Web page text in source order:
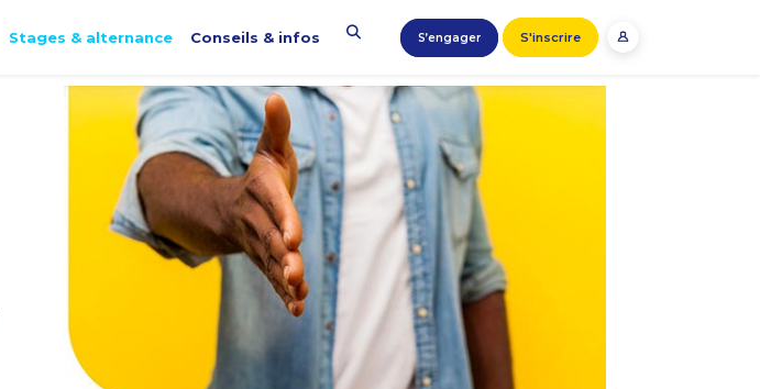
Stages & alternance Conseils & infos S’engager S'inscrire